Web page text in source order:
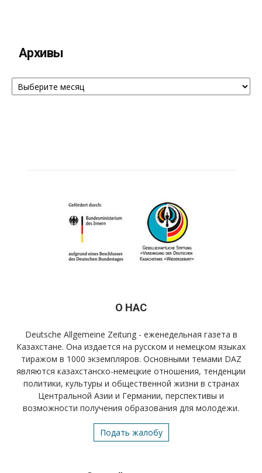
Архивы
Архивы
О НАС
Deutsche Allgemeine Zeitung - еженедельная газета в
Казахстане. Она издается на русском и немецком языках
тиражом в 1000 экземпляров. Основными темами DAZ
являются казахстанско-немецкие отношения, тенденции
политики, культуры и общественной жизни в странах
Центральной Азии и Германии, перспективы и
возможности получения образования для молодежи.
Подать жалобу